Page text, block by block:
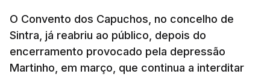
O Convento dos Capuchos, no concelho de
Sintra, já reabriu ao público, depois do
encerramento provocado pela depressão
Martinho, em março, que continua a interditar